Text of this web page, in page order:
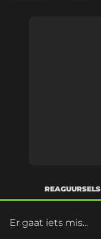
REAGUURSELS
Er gaat iets mis...